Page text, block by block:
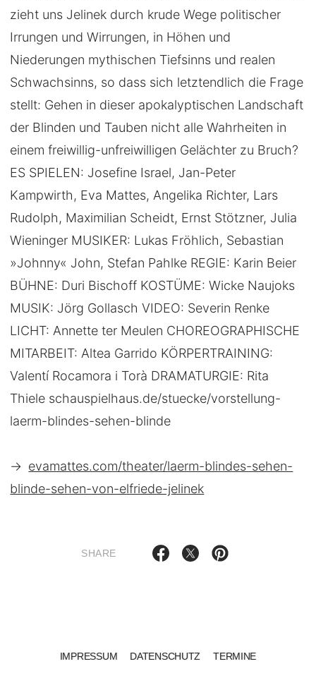
zieht uns Jelinek durch krude Wege politischer
Irrungen und Wirrungen, in Höhen und
Niederungen mythischen Tiefsinns und realen
Schwachsinns, so dass sich letztendlich die Frage
stellt: Gehen in dieser apokalyptischen Landschaft
der Blinden und Tauben nicht alle Wahrheiten in
einem freiwillig-unfreiwilligen Gelächter zu Bruch?
ES SPIELEN: Josefine Israel, Jan-Peter
Kampwirth, Eva Mattes, Angelika Richter, Lars
Rudolph, Maximilian Scheidt, Ernst Stötzner, Julia
Wieninger MUSIKER: Lukas Fröhlich, Sebastian
»Johnny« John, Stefan Pahlke REGIE: Karin Beier
BÜHNE: Duri Bischoff KOSTÜME: Wicke Naujoks
MUSIK: Jörg Gollasch VIDEO: Severin Renke
LICHT: Annette ter Meulen CHOREOGRAPHISCHE
MITARBEIT: Altea Garrido KÖRPERTRAINING:
Valentí Rocamora i Torà DRAMATURGIE: Rita
Thiele schauspielhaus.de/stuecke/vorstellung-
laerm-blindes-sehen-blinde
→ evamattes.com/theater/laerm-blindes-sehen-
blinde-sehen-von-elfriede-jelinek
SHARE
IMPRESSUM DATENSCHUTZ TERMINE